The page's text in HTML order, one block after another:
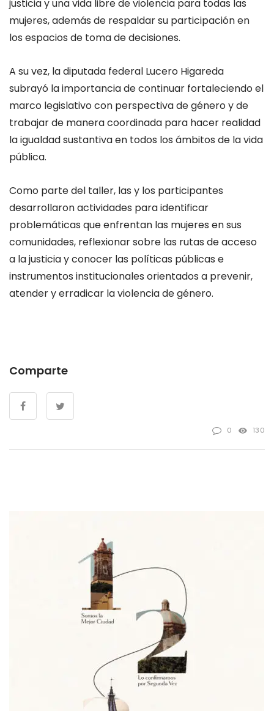
justicia y una vida libre de violencia para todas las
mujeres, además de respaldar su participación en
los espacios de toma de decisiones.
A su vez, la diputada federal Lucero Higareda
subrayó la importancia de continuar fortaleciendo el
marco legislativo con perspectiva de género y de
trabajar de manera coordinada para hacer realidad
la igualdad sustantiva en todos los ámbitos de la vida
pública.
Como parte del taller, las y los participantes
desarrollaron actividades para identificar
problemáticas que enfrentan las mujeres en sus
comunidades, reflexionar sobre las rutas de acceso
a la justicia y conocer las políticas públicas e
instrumentos institucionales orientados a prevenir,
atender y erradicar la violencia de género.
Comparte
0 130